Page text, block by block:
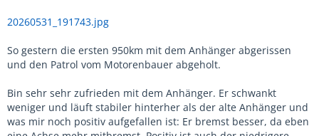
20260531_191743.jpg
So gestern die ersten 950km mit dem Anhänger abgerissen
und den Patrol vom Motorenbauer abgeholt.
Bin sehr sehr zufrieden mit dem Anhänger. Er schwankt
weniger und läuft stabiler hinterher als der alte Anhänger und
was mir noch positiv aufgefallen ist: Er bremst besser, da eben